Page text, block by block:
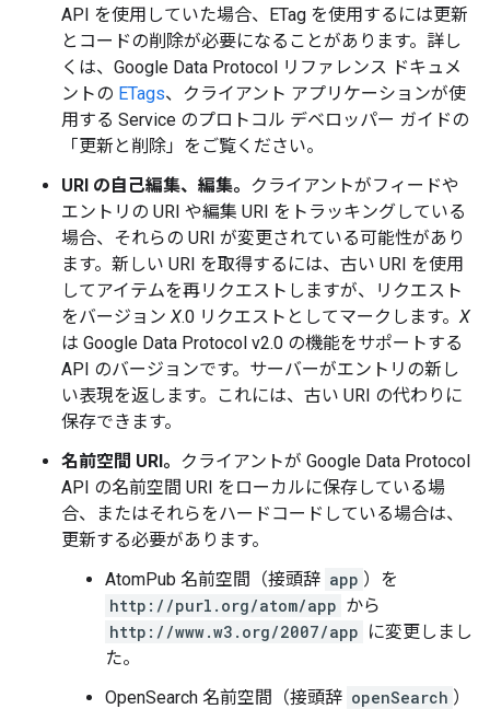
API を使用していた場合、ETag を使用するには更新
とコードの削除が必要になることがあります。詳し
くは、Google Data Protocol リファレンス ドキュメ
ントの ETags、クライアント アプリケーションが使
用する Service のプロトコル デベロッパー ガイドの
「更新と削除」をご覧ください。
URI の自己編集、編集。
クライアントがフィードや
エントリの URI や編集 URI をトラッキングしている
場合、それらの URI が変更されている可能性があり
ます。新しい URI を取得するには、古い URI を使用
してアイテムを再リクエストしますが、リクエスト
をバージョン X.0 リクエストとしてマークします。 X
は Google Data Protocol v2.0 の機能をサポートする
API のバージョンです。サーバーがエントリの新し
い表現を返します。これには、古い URI の代わりに
保存できます。
名前空間 URI。
クライアントが Google Data Protocol
API の名前空間 URI をローカルに保存している場
合、またはそれらをハードコードしている場合は、
更新する必要があります。
AtomPub 名前空間（接頭辞 app ）を
http://purl.org/atom/app から
http://www.w3.org/2007/app に変更しまし
た。
OpenSearch 名前空間（接頭辞 openSearch ）